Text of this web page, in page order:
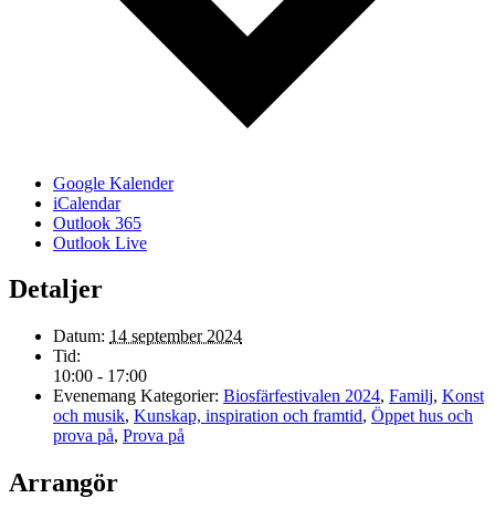
Google Kalender
iCalendar
Outlook 365
Outlook Live
Detaljer
Datum: 14 september 2024
Tid:
10:00 - 17:00
Evenemang Kategorier: Biosfärfestivalen 2024, Familj, Konst
och musik, Kunskap, inspiration och framtid, Öppet hus och
prova på, Prova på
Arrangör